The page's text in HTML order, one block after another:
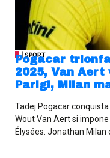
| SPORT
Pogacar
2025, Van Aert
Parigi, Milan
Tadej Pogacar
Wout Van Aert si
Élysées. Jonathan Milan